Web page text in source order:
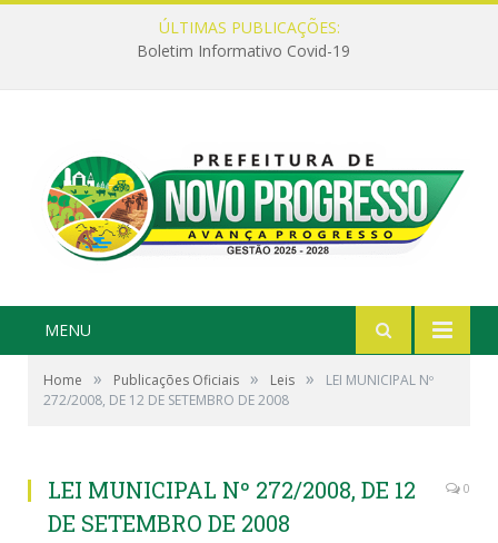
ÚLTIMAS PUBLICAÇÕES:
Boletim Informativo Covid-19
MENU
Home » Publicações Oficiais » Leis »
LEI MUNICIPAL Nº
272/2008, DE 12 DE SETEMBRO DE 2008
LEI MUNICIPAL Nº 272/2008, DE 12
DE SETEMBRO DE 2008
0